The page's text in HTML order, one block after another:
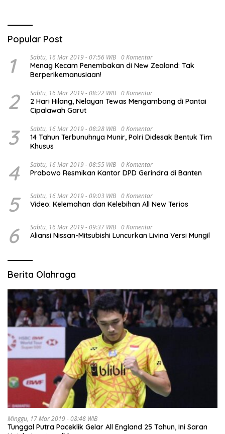
Popular Post
1 Sabtu, 16 Mar 2019 - 07:56 WIB 0 Komentar
Menag Kecam Penembakan di New Zealand: Tak
Berperikemanusiaan!
2 Sabtu, 16 Mar 2019 - 08:22 WIB 0 Komentar
2 Hari Hilang, Nelayan Tewas Mengambang di Pantai
Cipalawah Garut
3 Sabtu, 16 Mar 2019 - 08:28 WIB 0 Komentar
14 Tahun Terbunuhnya Munir, Polri Didesak Bentuk Tim
Khusus
4 Sabtu, 16 Mar 2019 - 08:55 WIB 0 Komentar
Prabowo Resmikan Kantor DPD Gerindra di Banten
5 Sabtu, 16 Mar 2019 - 09:03 WIB 0 Komentar
Video: Kelemahan dan Kelebihan All New Terios
6 Sabtu, 16 Mar 2019 - 09:37 WIB 0 Komentar
Aliansi Nissan-Mitsubishi Luncurkan Livina Versi Mungil
Berita Olahraga
Minggu, 17 Mar 2019 - 08:48 WIB
Tunggal Putra Paceklik Gelar All England 25 Tahun, Ini Saran